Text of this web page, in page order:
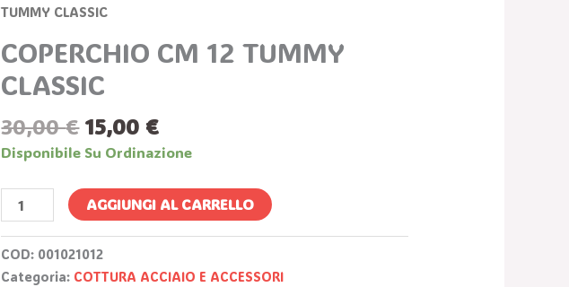
TUMMY CLASSIC
COPERCHIO CM 12 TUMMY
CLASSIC
30,00€
Prezzo
Era:
30,00 €.
15,00 €
È:
Disponibile Su Ordinazione
CM
TUMMY
CLASSIC
Quantità
AGGIUNGI AL CARRELLO
COD: 001021012
Categoria: COTTURA ACCIAIO E ACCESSORI